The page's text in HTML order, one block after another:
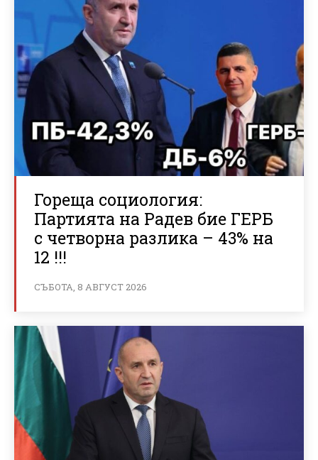
Гореща социология:
Партията на Радев бие ГЕРБ
с четворна разлика – 43% на
12 !!!
СЪБОТА, 8 АВГУСТ 2026